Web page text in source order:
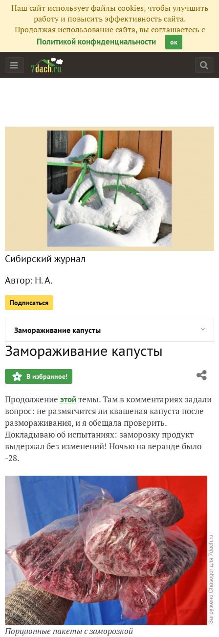
Наш сайт использует файлы cookies, чтобы улучшить
работу и повысить эффективность сайта.
Продолжая использование сайта, вы соглашаетесь с
Политикой конфиденциальности
ок
Сибирский журнал
Автор: Н. А.
Подписаться
Главная
Сейчас обсуждают
С виду - картошка, по сути - пирожное
Зима в Восточной Сибири
Рыбка
Клюквенный кекс
Замораживание капусты
Овощная пастила
Квашеная капуста красная
Смоляк, разжёжка, растопочка
Инсталляция из дров
Ревизия семян
Замораживание капусты
В избранное!
Продолжение этойтемы. Там в комментариях задали
вопрос: не размягчится ли квашеная капуста после
размораживания, и я обещала проверить.
Докладываю об испытаниях: заморозку продукт
выдержал без изменений! Ночью на веранде было
-28.
Порционные пакеты с заморозкой